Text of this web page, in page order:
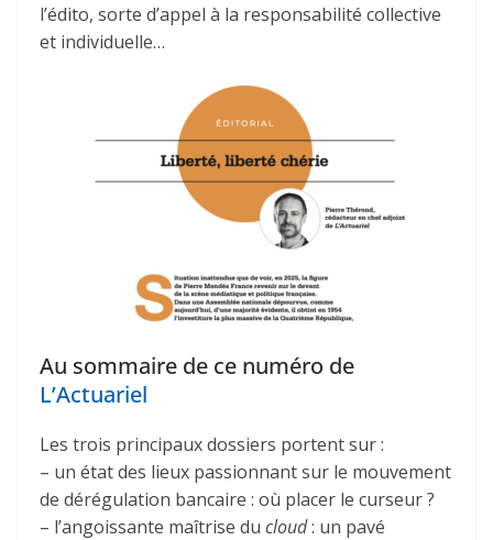
l’édito, sorte d’appel à la responsabilité collective
et individuelle…
Au sommaire de ce numéro de
L’Actuariel
Les trois principaux dossiers portent sur :
– un état des lieux passionnant sur le mouvement
de dérégulation bancaire : où placer le curseur ?
– l’angoissante maîtrise du cloud: un pavé